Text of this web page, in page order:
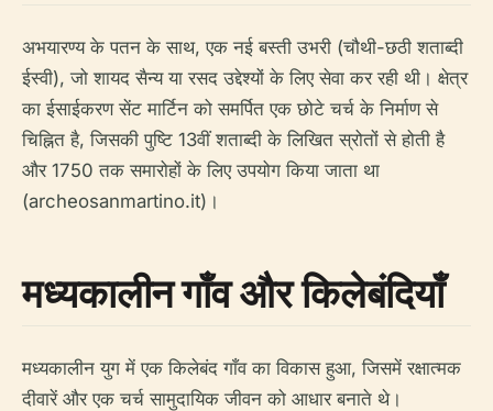
अभयारण्य के पतन के साथ, एक नई बस्ती उभरी (चौथी-छठी शताब्दी
ईस्वी), जो शायद सैन्य या रसद उद्देश्यों के लिए सेवा कर रही थी। क्षेत्र
का ईसाईकरण सेंट मार्टिन को समर्पित एक छोटे चर्च के निर्माण से
चिह्नित है, जिसकी पुष्टि 13वीं शताब्दी के लिखित स्रोतों से होती है
और 1750 तक समारोहों के लिए उपयोग किया जाता था
(archeosanmartino.it)।
मध्यकालीन गाँव और किलेबंदियाँ
मध्यकालीन युग में एक किलेबंद गाँव का विकास हुआ, जिसमें रक्षात्मक
दीवारें और एक चर्च सामुदायिक जीवन को आधार बनाते थे।